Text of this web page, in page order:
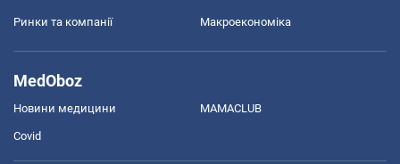
Ринки та компанії Макроекономіка
MedOboz
Новини медицини MAMACLUB
Covid